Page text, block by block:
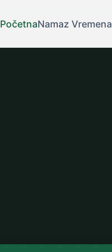
PočetnaNamaz Vremena